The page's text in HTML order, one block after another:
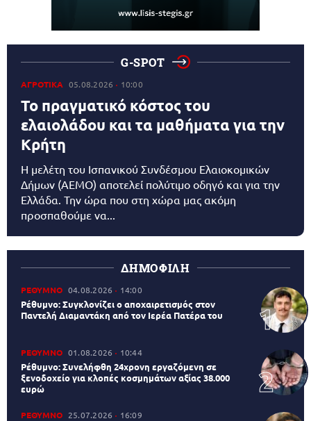
G-SPOT
ΑΓΡΟΤΙΚΑ 05.08.2026 10:00
Το πραγματικό κόστος του
ελαιολάδου και τα μαθήματα για την
Κρήτη
Η μελέτη του Ισπανικού Συνδέσμου Ελαιοκομικών
Δήμων (AEMO) αποτελεί πολύτιμο οδηγό και για την
Ελλάδα. Την ώρα που στη χώρα μας ακόμη
προσπαθούμε να...
ΔΗΜΟΦΙΛΗ
ΡΕΘΥΜΝΟ 04.08.2026 14:00
Ρέθυμνο: Συγκλονίζει ο αποχαιρετισμός στον
Παντελή Διαμαντάκη από τον Ιερέα Πατέρα του
ΡΕΘΥΜΝΟ 01.08.2026 10:44
Ρέθυμνο: Συνελήφθη 24χρονη εργαζόμενη σε
ξενοδοχείο για κλοπές κοσμημάτων αξίας 38.000
ευρώ
ΡΕΘΥΜΝΟ 25.07.2026 16:09